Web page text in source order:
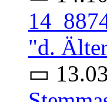
14
"d.
▭